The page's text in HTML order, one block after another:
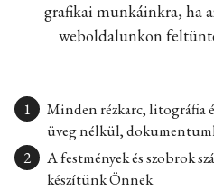
grafikai munkáinkra, ha
weboldalunkon
Minden rézkarc, litográfia
üveg nélkül,
A festmények és szobrok
készítünk Önnek